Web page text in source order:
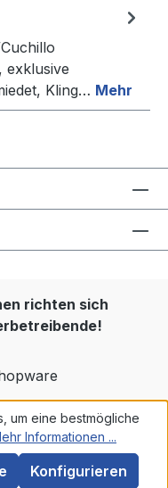
exklusive
Kling… Mehr
richten sich
um eine bestmögliche
Informationen ...
Konfigurieren